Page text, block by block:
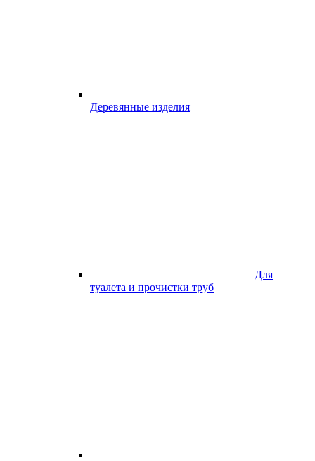
Деревянные изделия
Для
туалета и прочистки труб